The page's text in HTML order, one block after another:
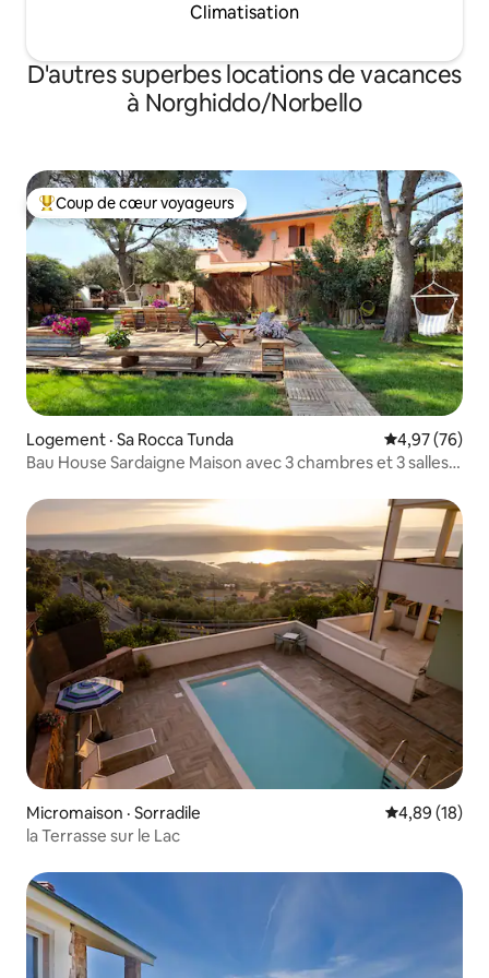
Climatisation
D'autres superbes locations de vacances
à Norghiddo/Norbello
Coup de cœur voyageurs parmi les plus aimés
Coup de cœur voyageurs
Logement · Sa Rocca Tunda Note
4,97 (76)
Bau House Sardaigne Maison avec 3 chambres et 3 salles
Micromaison · Sorradile Note
4,89 (18)
la Terrasse sur le Lac